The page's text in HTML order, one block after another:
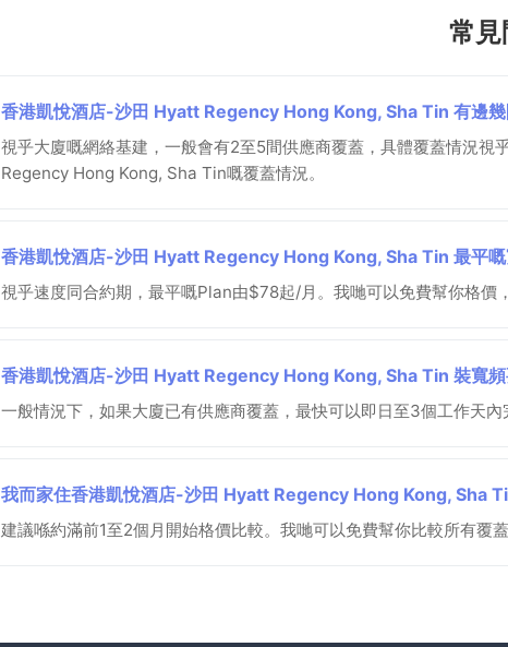
常見
香港凱悅酒店-沙田 Hyatt Regency Hong Kong, Sha Tin 有邊幾
視乎大廈嘅網絡基建，一般會有2至5間供應商覆蓋，具體覆蓋情況
Regency Hong Kong, Sha Tin嘅覆蓋情況。
香港凱悅酒店-沙田 Hyatt Regency Hong Kong, Sha Tin 最平嘅
視乎速度同合約期，最平嘅Plan由$78起/月。我哋可以免費幫你格價
香港凱悅酒店-沙田 Hyatt Regency Hong Kong, Sha Tin 裝寬頻
一般情況下，如果大廈已有供應商覆蓋，最快可以即日至3個工作天
我而家住香港凱悅酒店-沙田 Hyatt Regency Hong Kong, Sha
建議喺約滿前1至2個月開始格價比較。我哋可以免費幫你比較所有覆